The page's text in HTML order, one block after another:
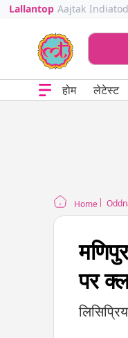
Lallantop Aajtak
होम लेटेस्ट
Home
पर